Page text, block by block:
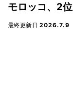
モロッコ、2
最終更新日2026.7.9